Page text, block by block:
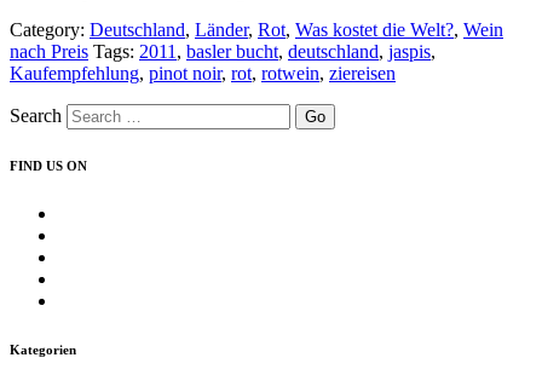
Category: Deutschland, Länder, Rot, Was kostet die Welt?, Wein
nach Preis Tags: 2011 , basler bucht, deutschland, jaspis,
Kaufempfehlung, pinot noir, rot, rotwein, ziereisen
Search
FIND US ON
anzeigen
Instagram
auf
UCHEzoa4kYDNenjlP_C_gKIg
Kategorien